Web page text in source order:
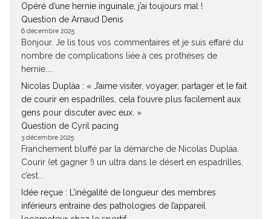
Opéré d’une hernie inguinale, j’ai toujours mal !
Question de Arnaud Denis
6 décembre 2025
Bonjour. Je lis tous vos commentaires et je suis effaré du
nombre de complications liée à ces prothèses de
hernie....
Nicolas Duplàa : « J’aime visiter, voyager, partager et le fait
de courir en espadrilles, cela t’ouvre plus facilement aux
gens pour discuter avec eux. »
Question de Cyril pacing
3 décembre 2025
Franchement bluffé par la démarche de Nicolas Duplàa.
Courir (et gagner !) un ultra dans le désert en espadrilles,
c’est...
Idée reçue : L’inégalité de longueur des membres
inférieurs entraine des pathologies de l’appareil